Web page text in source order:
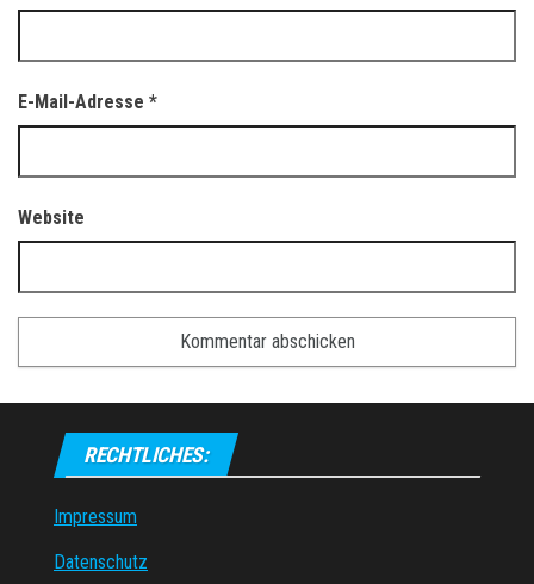
E-Mail-Adresse *
Website
RECHTLICHES:
Impressum
Datenschutz